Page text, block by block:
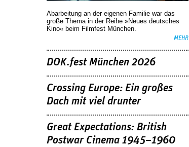
Abarbeitung an der eigenen Familie war das
große Thema in der Reihe »Neues deutsches
Kino« beim Filmfest München.
MEHR
DOK.fest München 2026
Crossing Europe: Ein großes
Dach mit viel drunter
Great Expectations: British
Postwar Cinema 1945–1960